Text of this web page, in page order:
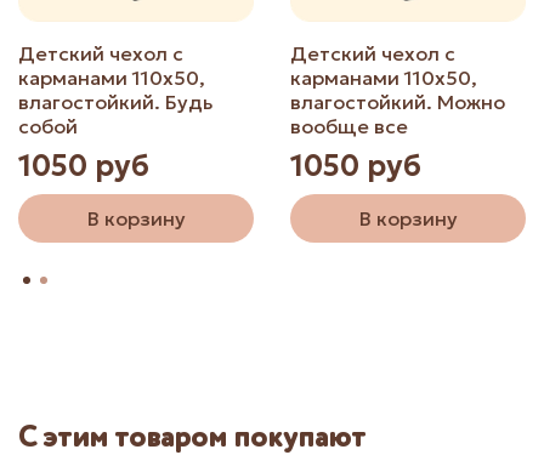
Детский чехол с
карманами 110х50,
влагостойкий. Будь
собой
1050 руб
В корзину
Детский чехол с
карманами 110х50,
влагостойкий. Можно
вообще все
1050 руб
В корзину
С этим товаром покупают